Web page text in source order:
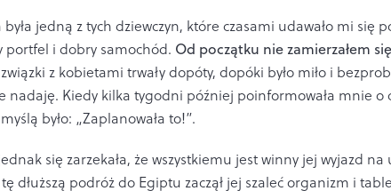
była jedną z tych dziewczyn, które czasami udawało mi się
portfel i dobry samochód. Od początku nie zamierzałem
z kobietami trwały dopóty, dopóki było miło i
nadaję. Kiedy kilka tygodni później poinformowała mnie o
było: „Zaplanowała to!”.
się zarzekała, że wszystkiemu jest winny jej wyjazd
tę dłuższą podróż do Egiptu zaczął jej szaleć organizm i